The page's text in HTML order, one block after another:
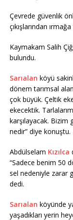
Çevrede güvenlik
çıkışlarından
Kaymakam Salih
bulundu.
Sarıalan köyü
dönem tarımsal
çok büyük. Çeltik
ekecektik.
karşılayacak.
nedir” diye konuştu.
Abdülselam Kızılca
“Sadece benim 50
sel nedeniyle zarar
dedi.
Sarıalan köyünde
yaşadıkları yerin